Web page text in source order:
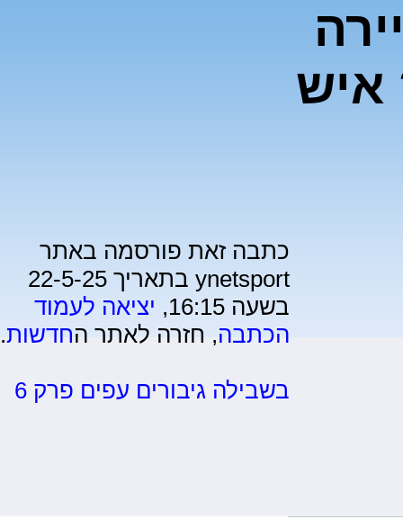
איש
כתבה זאת פורסמה באתר
ynetsport בתאריך 22-5-25
בשעה 16:15,
יציאה לעמוד
הכתבה, חזרה לאתר החדשות.
בשבילה גיבורים עפים פרק 6